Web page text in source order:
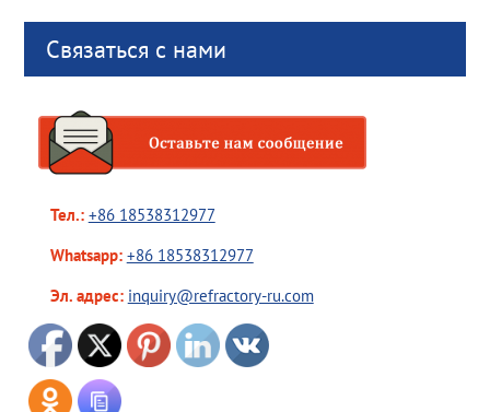
Связаться с нами
Тел.: +86 18538312977
Whatsapp: +86 18538312977
Эл. адрес: inquiry@refractory-ru.com